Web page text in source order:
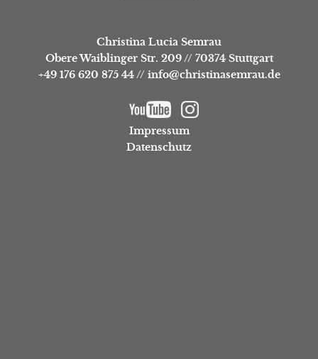
Christina Lucia Semrau
Obere Waiblinger Str. 209// 70374 Stuttgart
+49 176 620 875 44// info@christinasemrau.de
Impressum
Datenschutz